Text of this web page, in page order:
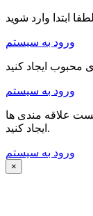
ورود به سیستم
ورود به سیستم
علاقه مندی ها
ایجاد کنید.
ورود به سیستم
×